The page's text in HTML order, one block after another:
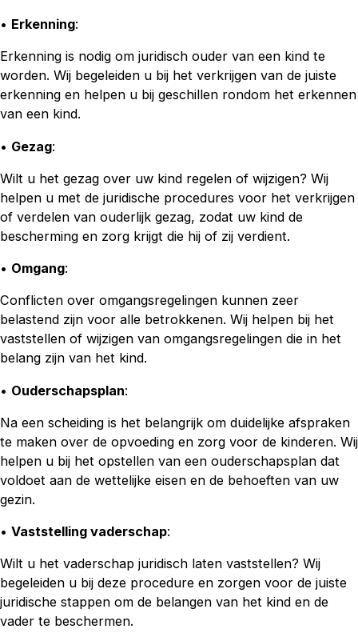
• Erkenning:
Erkenning is nodig om juridisch ouder van een kind te
worden. Wij begeleiden u bij het verkrijgen van de juiste
erkenning en helpen u bij geschillen rondom het erkennen
van een kind.
• Gezag:
Wilt u het gezag over uw kind regelen of wijzigen? Wij
helpen u met de juridische procedures voor het verkrijgen
of verdelen van ouderlijk gezag, zodat uw kind de
bescherming en zorg krijgt die hij of zij verdient.
• Omgang:
Conflicten over omgangsregelingen kunnen zeer
belastend zijn voor alle betrokkenen. Wij helpen bij het
vaststellen of wijzigen van omgangsregelingen die in het
belang zijn van het kind.
• Ouderschapsplan:
Na een scheiding is het belangrijk om duidelijke afspraken
te maken over de opvoeding en zorg voor de kinderen. Wij
helpen u bij het opstellen van een ouderschapsplan dat
voldoet aan de wettelijke eisen en de behoeften van uw
gezin.
• Vaststelling vaderschap:
Wilt u het vaderschap juridisch laten vaststellen? Wij
begeleiden u bij deze procedure en zorgen voor de juiste
juridische stappen om de belangen van het kind en de
vader te beschermen.